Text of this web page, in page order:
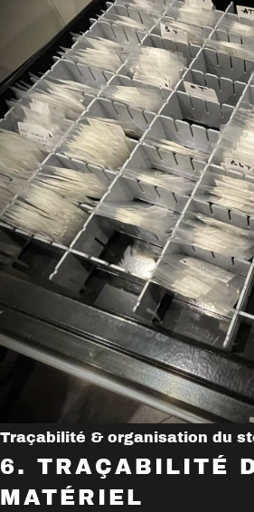
Traçabilité & organisation du
6. TRAÇABILITÉ
MATÉRIEL